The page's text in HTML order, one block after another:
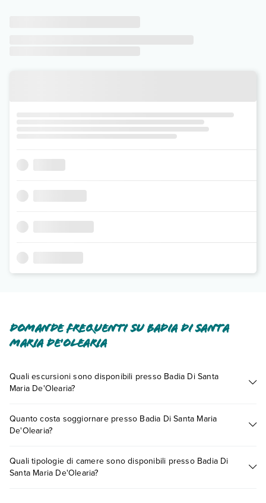
Domande frequenti su Badia Di Santa
Maria De'Olearia
Quali escursioni sono disponibili presso Badia Di Santa
Maria De'Olearia?
presso Badia Di Santa Maria De'Olearia. Scoprile tutte nella
sezione dedicata
Quanto costa soggiornare presso Badia Di Santa Maria
De'Olearia?
base a vari fattori (per es. date, condizioni dell'hotel, ecc). Per
consultare i prezzi, compila il motore di ricerca e scegli
Quali tipologie di camere sono disponibili presso Badia Di
Santa Maria De'Olearia?